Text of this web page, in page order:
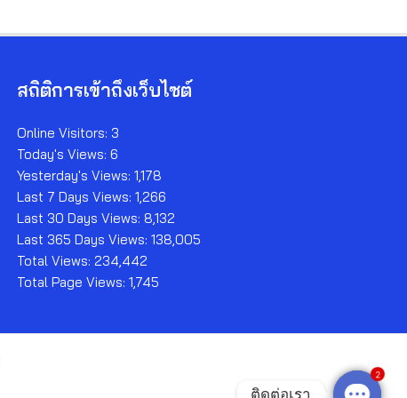
สถิติการเข้าถึงเว็บไซต์
Online Visitors: 3
Today's Views:6
Yesterday's Views:1,178
Last 7 Days Views:1,266
Last 30 Days Views: 8,132
Last 365 Days Views:138,005
Total Views:234,442
Total Page Views:1,745
ติดต่อเรา
2